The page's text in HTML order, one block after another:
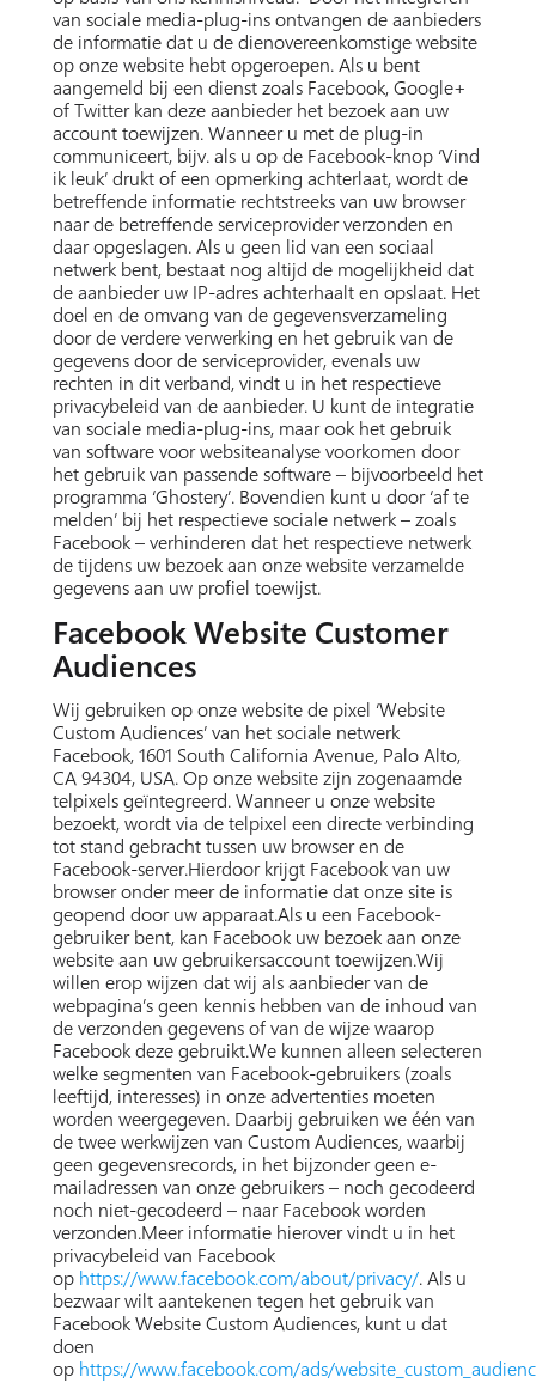
van sociale media-plug-ins ontvangen de aanbieders
de informatie dat u de dienovereenkomstige website
op onze website hebt opgeroepen. Als u bent
aangemeld bij een dienst zoals Facebook, Google+
of Twitter kan deze aanbieder het bezoek aan uw
account toewijzen. Wanneer u met de plug-in
communiceert, bijv. als u op de Facebook-knop ‘Vind
ik leuk’ drukt of een opmerking achterlaat, wordt de
betreffende informatie rechtstreeks van uw browser
naar de betreffende serviceprovider verzonden en
daar opgeslagen. Als u geen lid van een sociaal
netwerk bent, bestaat nog altijd de mogelijkheid dat
de aanbieder uw IP-adres achterhaalt en opslaat. Het
doel en de omvang van de gegevensverzameling
door de verdere verwerking en het gebruik van de
gegevens door de serviceprovider, evenals uw
rechten in dit verband, vindt u in het respectieve
privacybeleid van de aanbieder. U kunt de integratie
van sociale media-plug-ins, maar ook het gebruik
van software voor websiteanalyse voorkomen door
het gebruik van passende software – bijvoorbeeld het
programma ‘Ghostery’. Bovendien kunt u door ‘af te
melden’ bij het respectieve sociale netwerk – zoals
Facebook – verhinderen dat het respectieve netwerk
de tijdens uw bezoek aan onze website verzamelde
gegevens aan uw profiel toewijst.
Facebook Website Customer
Audiences
Wij gebruiken op onze website de pixel ‘Website
Custom Audiences’ van het sociale netwerk
Facebook, 1601 South California Avenue, Palo Alto,
CA 94304, USA. Op onze website zijn zogenaamde
telpixels geïntegreerd. Wanneer u onze website
bezoekt, wordt via de telpixel een directe verbinding
tot stand gebracht tussen uw browser en de
Facebook-server.Hierdoor krijgt Facebook van uw
browser onder meer de informatie dat onze site is
geopend door uw apparaat.Als u een Facebook-
gebruiker bent, kan Facebook uw bezoek aan onze
website aan uw gebruikersaccount toewijzen.Wij
willen erop wijzen dat wij als aanbieder van de
webpagina’s geen kennis hebben van de inhoud van
de verzonden gegevens of van de wijze waarop
Facebook deze gebruikt.We kunnen alleen selecteren
welke segmenten van Facebook-gebruikers (zoals
leeftijd, interesses) in onze advertenties moeten
worden weergegeven. Daarbij gebruiken we één van
de twee werkwijzen van Custom Audiences, waarbij
geen gegevensrecords, in het bijzonder geen e-
mailadressen van onze gebruikers – noch gecodeerd
noch niet-gecodeerd – naar Facebook worden
verzonden.Meer informatie hierover vindt u in het
privacybeleid van Facebook
op https://www.facebook.com/about/privacy/. Als u
bezwaar wilt aantekenen tegen het gebruik van
Facebook Website Custom Audiences, kunt u dat
doen
op https://www.facebook.com/ads/